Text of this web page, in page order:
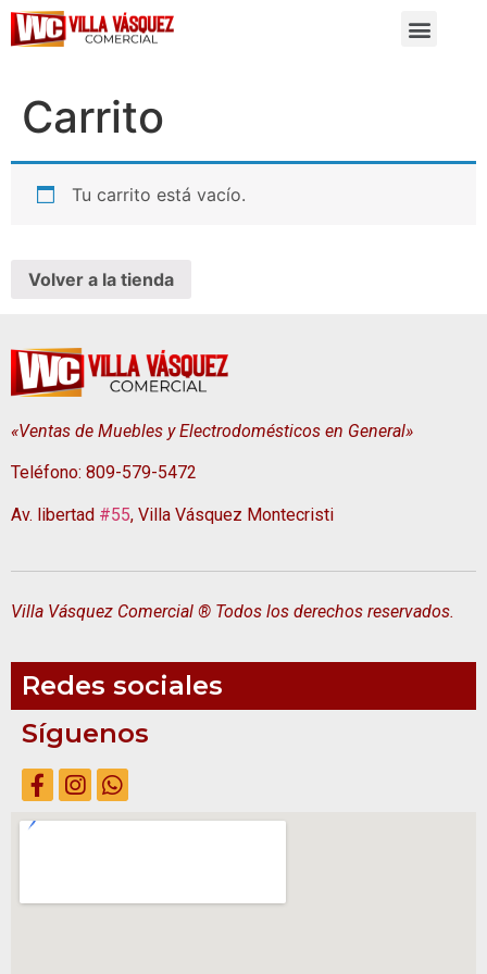
Carrito
Tu carrito está vacío.
Volver a la tienda
«Ventas de Muebles y Electrodomésticos en General»
Teléfono: 809-579-5472
Av. libertad #55, Villa Vásquez Montecristi
Villa Vásquez Comercial ® Todos los derechos reservados.
Redes sociales
Síguenos